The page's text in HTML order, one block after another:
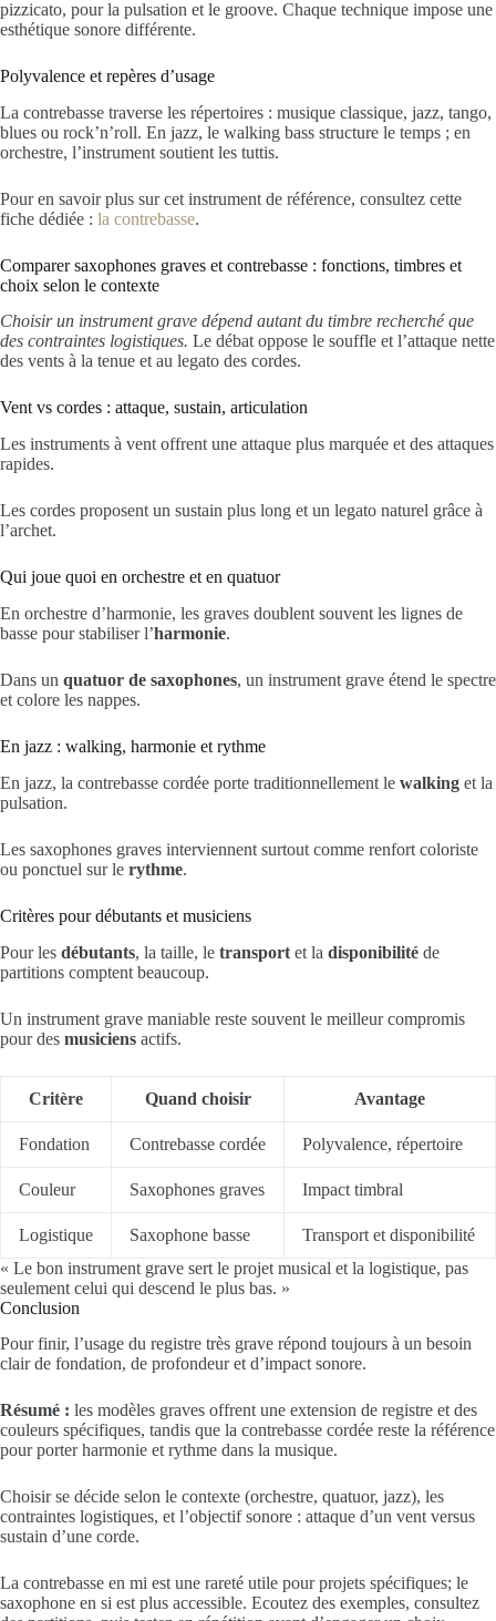
pizzicato, pour la pulsation et le groove. Chaque technique impose une
esthétique sonore différente.
Polyvalence et repères d’usage
La contrebasse traverse les répertoires : musique classique, jazz, tango,
blues ou rock’n’roll. En jazz, le walking bass structure le temps ; en
orchestre, l’instrument soutient les tuttis.
Pour en savoir plus sur cet instrument de référence, consultez cette
fiche dédiée : la contrebasse.
Comparer saxophones graves et contrebasse : fonctions, timbres et
choix selon le contexte
Choisir un instrument grave dépend autant du timbre recherché que
des contraintes logistiques. Le débat oppose le souffle et l’attaque nette
des vents à la tenue et au legato des cordes.
Vent vs cordes : attaque, sustain, articulation
Les instruments à vent offrent une attaque plus marquée et des attaques
rapides.
Les cordes proposent un sustain plus long et un legato naturel grâce à
l’archet.
Qui joue quoi en orchestre et en quatuor
En orchestre d’harmonie, les graves doublent souvent les lignes de
basse pour stabiliser l’harmonie.
Dans un quatuor de saxophones, un instrument grave étend le spectre
et colore les nappes.
En jazz : walking, harmonie et rythme
En jazz, la contrebasse cordée porte traditionnellement le walking et la
pulsation.
Les saxophones graves interviennent surtout comme renfort coloriste
ou ponctuel sur le rythme.
Critères pour débutants et musiciens
Pour les débutants, la taille, le transport et la disponibilité de
partitions comptent beaucoup.
Un instrument grave maniable reste souvent le meilleur compromis
pour des musiciens actifs.
Critère Quand choisir Avantage
Fondation Contrebasse cordée Polyvalence, répertoire
Couleur Saxophones graves Impact timbral
Logistique Saxophone basse
Transport et disponibilité
« Le bon instrument grave sert le projet musical et la logistique, pas
seulement celui qui descend le plus bas. »
Conclusion
Pour finir, l’usage du registre très grave répond toujours à un besoin
clair de fondation, de profondeur et d’impact sonore.
Résumé : les modèles graves offrent une extension de registre et des
couleurs spécifiques, tandis que la contrebasse cordée reste la référence
pour porter harmonie et rythme dans la musique.
Choisir se décide selon le contexte (orchestre, quatuor, jazz), les
contraintes logistiques, et l’objectif sonore : attaque d’un vent versus
sustain d’une corde.
La contrebasse en mi est une rareté utile pour projets spécifiques; le
saxophone en si est plus accessible. Ecoutez des exemples, consultez